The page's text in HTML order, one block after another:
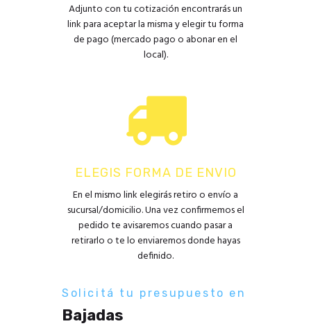
Adjunto con tu cotización encontrarás un
link para aceptar la misma y elegir tu forma
de pago (mercado pago o abonar en el
local).
ELEGIS FORMA DE ENVIO
En el mismo link elegirás retiro o envío a
sucursal/domicilio. Una vez confirmemos el
pedido te avisaremos cuando pasar a
retirarlo o te lo enviaremos donde hayas
definido.
Solicitá tu presupuesto en
Bajadas